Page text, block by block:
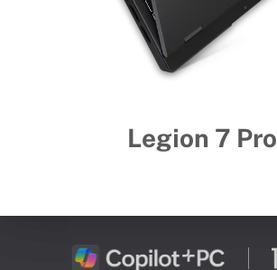
Legion 7 Pro